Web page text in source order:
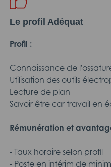
Le profil Adéquat
Profil :
Connaissance de
Utilisation des outils
Lecture de plan
Savoir être car travail en
Rémunération et
- Taux horaire selon profil
- Poste en intérim de